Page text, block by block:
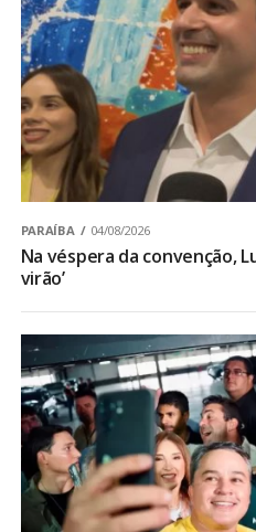
PARAÍBA 04/08/2026
Na véspera da convenção,
virão’